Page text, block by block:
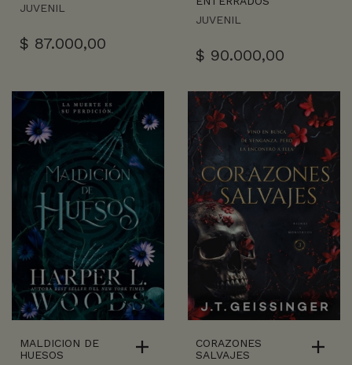
JUVENIL
$ 87.000,00
JUVENIL
$ 90.000,00
MALDICION DE
HUESOS
CORAZONES
SALVAJES